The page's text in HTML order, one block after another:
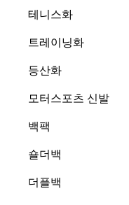
테니스화
트레이닝화
등산화
모터스포츠 신발
백팩
숄더백
더플백